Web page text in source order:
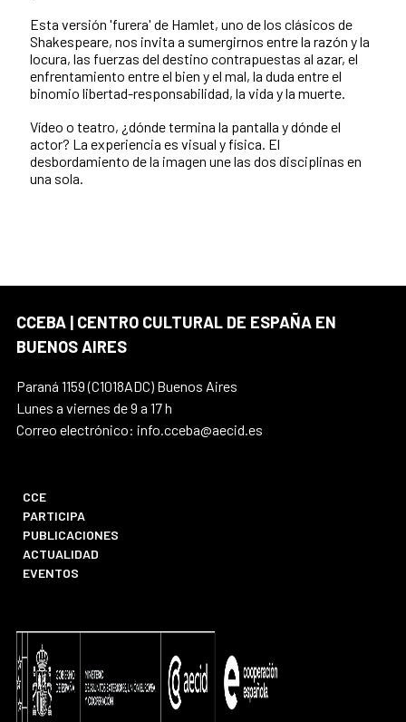
Esta versión 'furera' de Hamlet, uno de los clásicos de
Shakespeare, nos invita a sumergirnos entre la razón y la
locura, las fuerzas del destino contrapuestas al azar, el
enfrentamiento entre el bien y el mal, la duda entre el
binomio libertad-responsabilidad, la vida y la muerte.
Vídeo o teatro, ¿dónde termina la pantalla y dónde el
actor? La experiencia es visual y física. El
desbordamiento de la imagen une las dos disciplinas en
una sola.
CCEBA | CENTRO CULTURAL DE ESPAÑA EN
BUENOS AIRES
Paraná 1159 (C1018ADC) Buenos Aires
Lunes a viernes de 9 a 17 h
Correo electrónico: info.cceba@aecid.es
CCE
PARTICIPA
PUBLICACIONES
ACTUALIDAD
EVENTOS